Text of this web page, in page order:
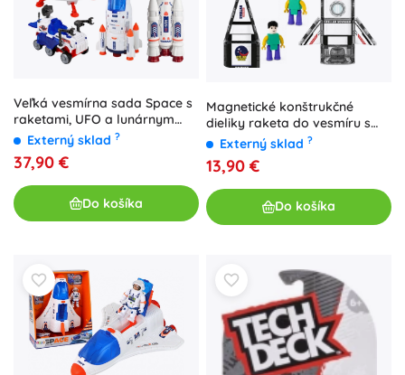
Veľká vesmírna sada Space s
raketami, UFO a lunárnym
vozidlom (8 dielov)
Externý sklad ?
37,90 €
Do košíka
Magnetické konštrukčné
dieliky raketa do vesmíru s
figúrkou astronauta (26 ks)
Externý sklad ?
13,90 €
Do košíka